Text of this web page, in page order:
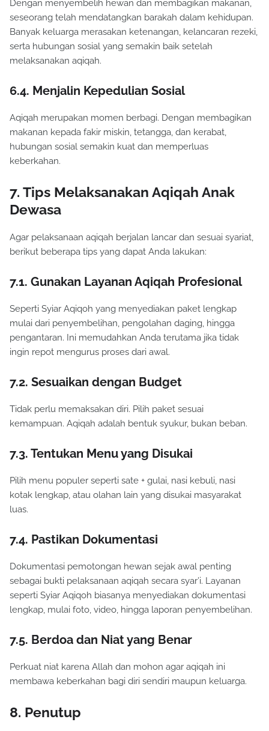
Dengan menyembelih hewan dan membagikan makanan,
seseorang telah mendatangkan barakah dalam kehidupan.
Banyak keluarga merasakan ketenangan, kelancaran rezeki,
serta hubungan sosial yang semakin baik setelah
melaksanakan aqiqah.
6.4. Menjalin Kepedulian Sosial
Aqiqah merupakan momen berbagi. Dengan membagikan
makanan kepada fakir miskin, tetangga, dan kerabat,
hubungan sosial semakin kuat dan memperluas
keberkahan.
7. Tips Melaksanakan Aqiqah Anak
Dewasa
Agar pelaksanaan aqiqah berjalan lancar dan sesuai syariat,
berikut beberapa tips yang dapat Anda lakukan:
7.1. Gunakan Layanan Aqiqah Profesional
Seperti Syiar Aqiqoh yang menyediakan paket lengkap
mulai dari penyembelihan, pengolahan daging, hingga
pengantaran. Ini memudahkan Anda terutama jika tidak
ingin repot mengurus proses dari awal.
7.2. Sesuaikan dengan Budget
Tidak perlu memaksakan diri. Pilih paket sesuai
kemampuan. Aqiqah adalah bentuk syukur, bukan beban.
7.3. Tentukan Menu yang Disukai
Pilih menu populer seperti sate + gulai, nasi kebuli, nasi
kotak lengkap, atau olahan lain yang disukai masyarakat
luas.
7.4. Pastikan Dokumentasi
Dokumentasi pemotongan hewan sejak awal penting
sebagai bukti pelaksanaan aqiqah secara syar’i. Layanan
seperti Syiar Aqiqoh biasanya menyediakan dokumentasi
lengkap, mulai foto, video, hingga laporan penyembelihan.
7.5. Berdoa dan Niat yang Benar
Perkuat niat karena Allah dan mohon agar aqiqah ini
membawa keberkahan bagi diri sendiri maupun keluarga.
8. Penutup